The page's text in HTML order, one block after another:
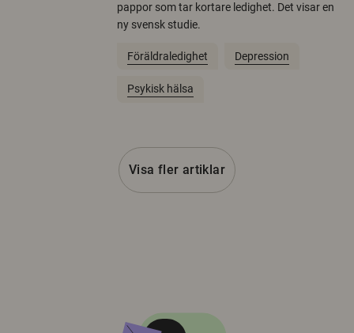
pappor som tar kortare ledighet. Det visar en
ny svensk studie.
Föräldraledighet Depression
Psykisk hälsa
Visa fler artiklar